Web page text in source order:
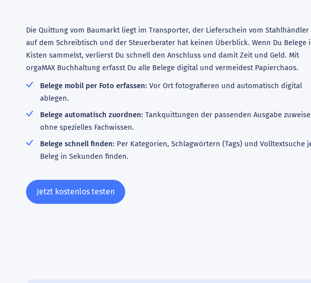
Die Quittung vom Baumarkt liegt im Transporter, der Lieferschein vom
auf dem Schreibtisch und der Steuerberater hat keinen Überblick. Wenn Du Belege
Kisten sammelst, verlierst Du schnell den Anschluss und damit Zeit und Geld. Mit
orgaMAX Buchhaltung erfasst Du alle Belege digital und vermeidest Papierchaos.
Belege mobil per Foto erfassen: Vor Ort fotografieren und automatisch digital
ablegen.
Belege automatisch zuordnen: Tankquittungen der passenden Ausgabe
ohne spezielles Fachwissen.
Belege schnell finden: Per Kategorien, Schlagwörtern (Tags) und Volltextsuche
Beleg in Sekunden finden.
Jetzt kostenlos testen